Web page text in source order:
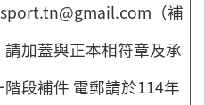
（補
加蓋與正本相符章及承
段補件 電郵請於114年